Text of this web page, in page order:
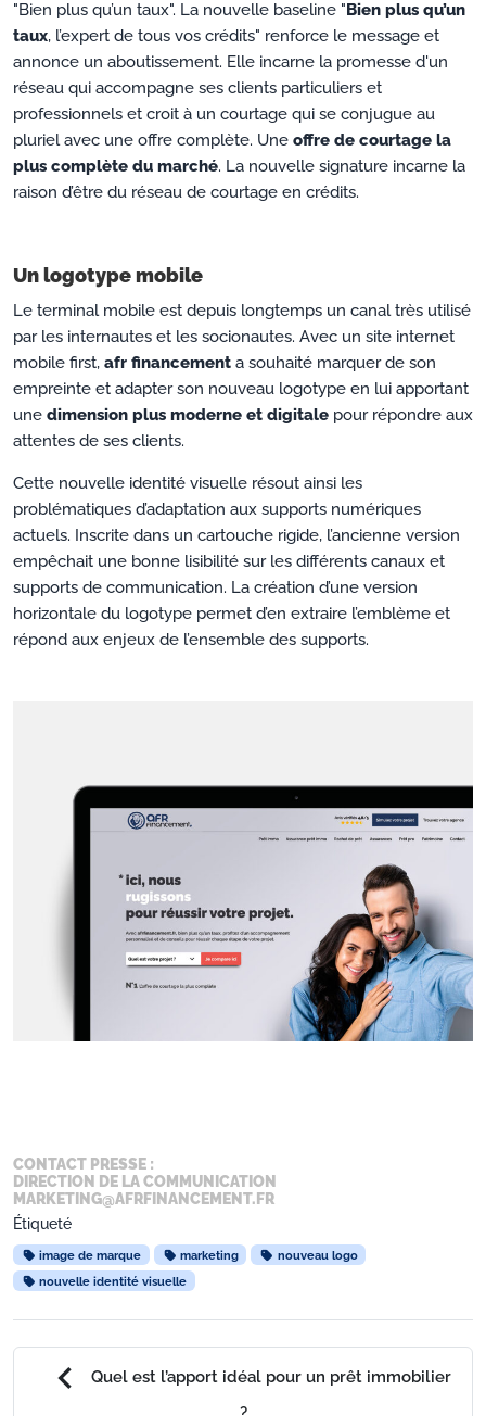
"Bien plus qu’un taux". La nouvelle baseline "Bien plus qu’un
taux, l’expert de tous vos crédits" renforce le message et
annonce un aboutissement. Elle incarne la promesse d'un
réseau qui accompagne ses clients particuliers et
professionnels et croit à un courtage qui se conjugue au
pluriel avec une offre complète. Une offre de courtage la
plus complète du marché. La nouvelle signature incarne la
raison d’être du réseau de courtage en crédits.
Un logotype mobile
Le terminal mobile est depuis longtemps un canal très utilisé
par les internautes et les socionautes. Avec un site internet
mobile first, afr financement a souhaité marquer de son
empreinte et adapter son nouveau logotype en lui apportant
une dimension plus moderne et digitale pour répondre aux
attentes de ses clients.
Cette nouvelle identité visuelle résout ainsi les
problématiques d’adaptation aux supports numériques
actuels. Inscrite dans un cartouche rigide, l’ancienne version
empêchait une bonne lisibilité sur les différents canaux et
supports de communication. La création d’une version
horizontale du logotype permet d’en extraire l’emblème et
répond aux enjeux de l’ensemble des supports.
CONTACT PRESSE :
DIRECTION DE LA COMMUNICATION
MARKETING@AFRFINANCEMENT.FR
Étiqueté
image de marque marketing
nouveau logo
nouvelle identité visuelle
chevron_left
Quel est l’apport idéal pour un prêt immobilier